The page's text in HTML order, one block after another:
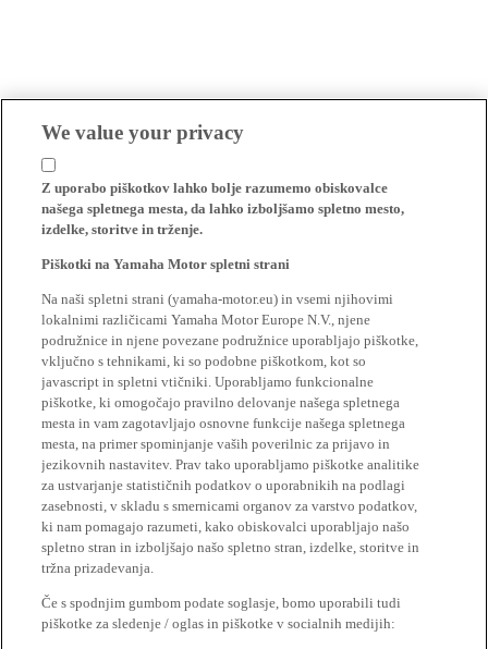
We value your privacy
Z uporabo piškotkov lahko bolje razumemo obiskovalce
našega spletnega mesta, da lahko izboljšamo spletno mesto,
izdelke, storitve in trženje.
Piškotki na Yamaha Motor spletni strani
Na naši spletni strani (yamaha-motor.eu) in vsemi njihovimi
lokalnimi različicami Yamaha Motor Europe N.V., njene
podružnice in njene povezane podružnice uporabljajo piškotke,
vključno s tehnikami, ki so podobne piškotkom, kot so
javascript in spletni vtičniki. Uporabljamo funkcionalne
piškotke, ki omogočajo pravilno delovanje našega spletnega
mesta in vam zagotavljajo osnovne funkcije našega spletnega
mesta, na primer spominjanje vaših poverilnic za prijavo in
jezikovnih nastavitev. Prav tako uporabljamo piškotke analitike
za ustvarjanje statističnih podatkov o uporabnikih na podlagi
zasebnosti, v skladu s smernicami organov za varstvo podatkov,
ki nam pomagajo razumeti, kako obiskovalci uporabljajo našo
spletno stran in izboljšajo našo spletno stran, izdelke, storitve in
tržna prizadevanja.
Če s spodnjim gumbom podate soglasje, bomo uporabili tudi
piškotke za sledenje / oglas in piškotke v socialnih medijih: